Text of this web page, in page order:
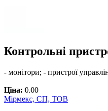
Контрольні
- монітори; - пристрої
Ціна: 0.00
Мірмекс, СП, ТОВ